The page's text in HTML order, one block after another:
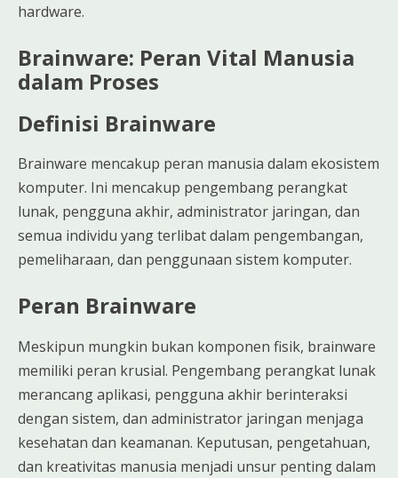
hardware.
Brainware: Peran Vital Manusia
dalam Proses
Definisi Brainware
Brainware mencakup peran manusia dalam ekosistem
komputer. Ini mencakup pengembang perangkat
lunak, pengguna akhir, administrator jaringan, dan
semua individu yang terlibat dalam pengembangan,
pemeliharaan, dan penggunaan sistem komputer.
Peran Brainware
Meskipun mungkin bukan komponen fisik, brainware
memiliki peran krusial. Pengembang perangkat lunak
merancang aplikasi, pengguna akhir berinteraksi
dengan sistem, dan administrator jaringan menjaga
kesehatan dan keamanan. Keputusan, pengetahuan,
dan kreativitas manusia menjadi unsur penting dalam